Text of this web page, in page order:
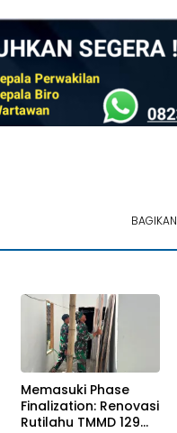
BAGIKAN
Memasuki Phase
Finalization: Renovasi
Rutilahu TMMD 129